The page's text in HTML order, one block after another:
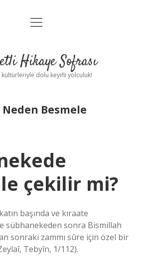
Anasayfa
Yasal Uyarı
menüyü
Hikaye Sofrası
kültürleriyle dolu keyifli yolculuk!
Besmele
çekilir mi?
başında ve kıraate
sübhanekeden sonra Bismillah
sonraki zammı sûre için özel bir
Tebyîn, 1/112).